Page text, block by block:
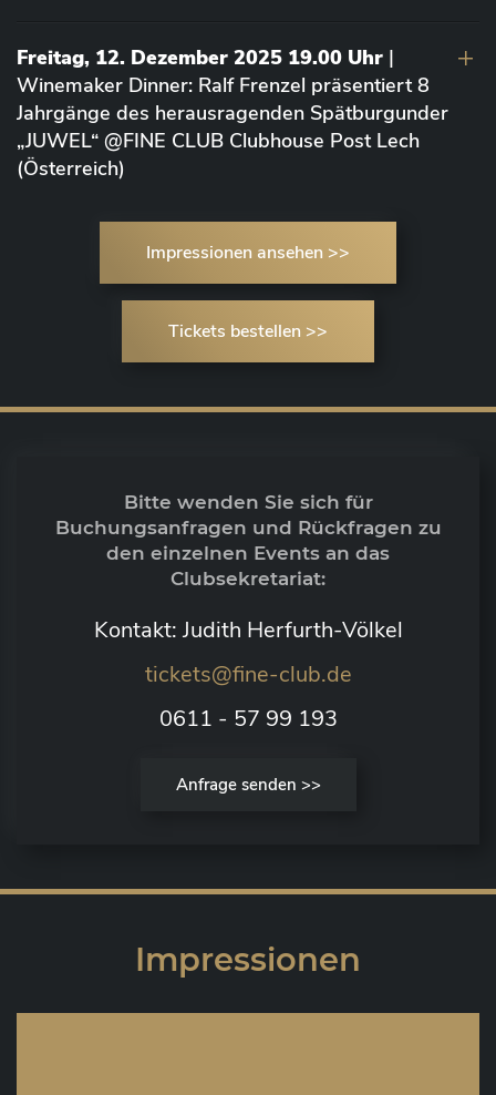
Freitag, 12. Dezember 2025 19.00 Uhr |
Winemaker Dinner: Ralf Frenzel präsentiert 8
Jahrgänge des herausragenden Spätburgunder
„JUWEL“ @FINE CLUB Clubhouse Post Lech
(Österreich)
Impressionen ansehen >>
Tickets bestellen >>
Bitte wenden Sie sich für
Buchungsanfragen und Rückfragen zu
den einzelnen Events an das
Clubsekretariat:
Kontakt: Judith Herfurth-Völkel
tickets@fine-club.de
0611 - 57 99 193
Anfrage senden >>
Impressionen